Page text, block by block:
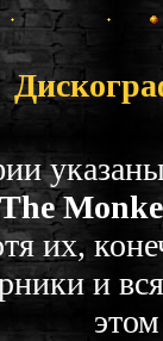
The
их,
и